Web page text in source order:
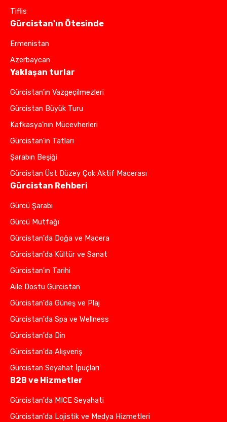
Tiflis
Gürcistan'ın Ötesinde
Ermenistan
Azerbaycan
Yaklaşan turlar
Gürcistan'ın Vazgeçilmezleri
Gürcistan Büyük Turu
Kafkasya'nın Mücevherleri
Gürcistan'ın Tatları
Şarabın Beşiği
Gürcistan Üst Düzey Çok Aktif Macerası
Gürcistan Rehberi
Gürcü Şarabı
Gürcü Mutfağı
Gürcistan'da Doğa ve Macera
Gürcistan'da Kültür ve Sanat
Gürcistan'ın Tarihi
Aile Dostu Gürcistan
Gürcistan'da Güneş ve Plaj
Gürcistan'da Spa ve Wellness
Gürcistan'da Din
Gürcistan'da Alışveriş
Gürcistan Seyahat İpuçları
B2B ve Hizmetler
Gürcistan'da MICE Seyahati
Gürcistan'da Lojistik ve Medya Hizmetleri